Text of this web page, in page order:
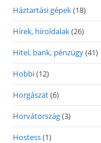
Háztartási gépek(18)
Hírek, híroldalak(26)
Hitel, bank, pénzügy(41)
Hobbi(12)
Horgászat(6)
Horvátország(3)
Hostess(1)